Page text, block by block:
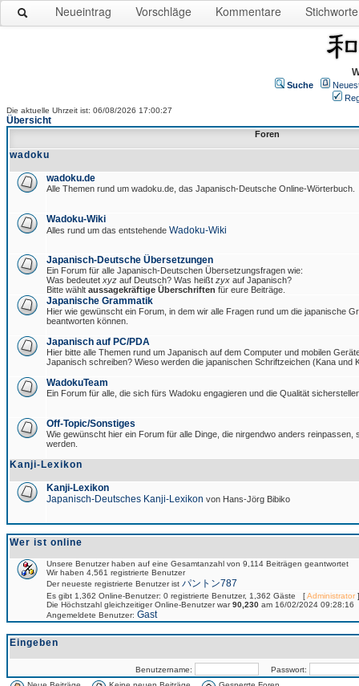
Neueintrag Vorschläge Kommentare Stichworte
Suche
Die aktuelle Uhrzeit ist: 06/08/2026 17:00:27
Übersicht
Foren
wadoku
wadoku.de
Alle Themen rund um wadoku.de, das Japanisch-Deutsche Online-Wörterbuch.
Wadoku-Wiki
Alles rund um das entstehende Wadoku-Wiki
Japanisch-Deutsche Übersetzungen
Ein Forum für alle Japanisch-Deutschen Übersetzungsfragen wie:
Was bedeutet xyz auf Deutsch? Was heißt zyx auf Japanisch?
Bitte wählt aussagekräftige Überschriften für eure Beiträge.
Japanische Grammatik
Hier wie gewünscht ein Forum, in dem wir alle Fragen rund um die japanische
beantworten können.
Japanisch auf PC/PDA
Hier bitte alle Themen rund um Japanisch auf dem Computer und mobilen
Japanisch schreiben? Wieso werden die japanischen Schriftzeichen (Kana und
WadokuTeam
Ein Forum für alle, die sich fürs Wadoku engagieren und die Qualität
Off-Topic/Sonstiges
Wie gewünscht hier ein Forum für alle Dinge, die nirgendwo anders reinpassen,
werden.
Kanji-Lexikon
Kanji-Lexikon
Japanisch-Deutsches Kanji-Lexikon von Hans-Jörg Bibiko
Wer ist online
Unsere Benutzer haben auf eine Gesamtanzahl von 9,114 Beiträgen geantwortet
Wir haben 4,561 registrierte Benutzer
Der neueste registrierte Benutzer ist パントン787
Es gibt 1,362 Online-Benutzer: 0 registrierte Benutzer, 1,362 Gäste [Administrator
Die Höchstzahl gleichzeitiger Online-Benutzer war90,230 am 16/02/2024 09:28:16
Angemeldete Benutzer: Gast
Eingeben
Benutzername:
Passwort: